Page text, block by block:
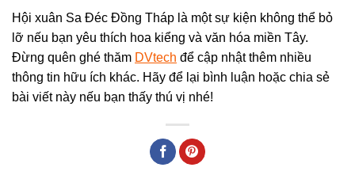
Hội xuân Sa Đéc Đồng Tháp là một sự kiện không thể bỏ
lỡ nếu bạn yêu thích hoa kiểng và văn hóa miền Tây.
Đừng quên ghé thăm DVtech để cập nhật thêm nhiều
thông tin hữu ích khác. Hãy để lại bình luận hoặc chia sẻ
bài viết này nếu bạn thấy thú vị nhé!